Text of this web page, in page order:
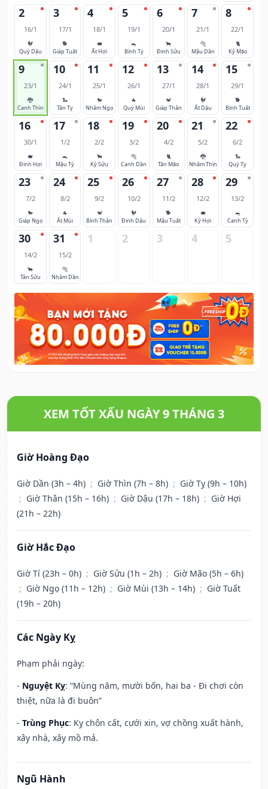
2
16/1
🐓
Quý Dậu
3
17/1
🐕
Giáp Tuất
4
18/1
🐖
Ất Hợi
5
19/1
🐀
Bính Tý
6
20/1
🐂
Đinh Sửu
7
21/1
🐅
Mậu Dần
8
22/1
🐈
Kỷ Mão
9
23/1
🐉
Canh Thìn
10
24/1
🐍
Tân Tỵ
11
25/1
🐎
Nhâm Ngọ
12
26/1
🐐
Quý Mùi
13
27/1
🐒
Giáp Thân
14
28/1
🐓
Ất Dậu
15
29/1
🐕
Bính Tuất
16
30/1
🐖
Đinh Hợi
17
1/2
🐀
Mậu Tý
18
2/2
🐂
Kỷ Sửu
19
3/2
🐅
Canh Dần
20
4/2
🐈
Tân Mão
21
5/2
🐉
Nhâm Thìn
22
6/2
🐍
Quý Tỵ
23
7/2
🐎
Giáp Ngọ
24
8/2
🐐
Ất Mùi
25
9/2
🐒
Bính Thân
26
10/2
🐓
Đinh Dậu
27
11/2
🐕
Mậu Tuất
28
12/2
🐖
Kỷ Hợi
29
13/2
🐀
Canh Tý
30
14/2
🐂
Tân Sửu
31
15/2
🐅
Nhâm Dần
1 2 3 4 5
XEM TỐT XẤU NGÀY 9 THÁNG 3
Giờ Hoàng Đạo
Giờ Dần (3h – 4h) ; Giờ Thìn (7h – 8h) ; Giờ Tỵ (9h – 10h)
; Giờ Thân (15h – 16h) ; Giờ Dậu (17h – 18h) ; Giờ Hợi
(21h – 22h)
Giờ Hắc Đạo
Giờ Tí (23h – 0h) ; Giờ Sửu (1h – 2h) ; Giờ Mão (5h – 6h)
; Giờ Ngọ (11h – 12h) ; Giờ Mùi (13h – 14h) ; Giờ Tuất
(19h – 20h)
Các Ngày Kỵ
Phạm phải ngày:
- Nguyệt Kỵ: “Mùng năm, mười bốn, hai ba - Đi chơi còn
thiệt, nữa là đi buôn”
- Trùng Phục: Kỵ chôn cất, cưới xin, vợ chồng xuất hành,
xây nhà, xây mồ mả.
Ngũ Hành